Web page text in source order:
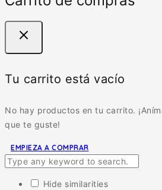
Tu carrito está vacío
No hay productos en tu carrito.
que te guste!
EMPIEZA A COMPRAR
Hide similarities